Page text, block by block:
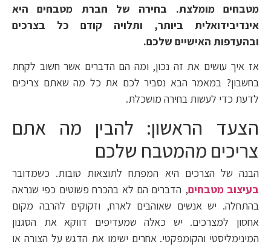
מטבחים מומלצת. בחירה של חברת מטבחים היא
אינדיבידואלית ביותר, ותלויה קודם כל בצרכים
ובהעדפות האישיים שלכם.
אז איך עושים את זה נכון, ומה הם הדברים אשר חשוב לקחת
בחשבון? במאמר הבא נסביר לכם את כל מה שאתם צריכים
לדעת כדי לעשות בחירה מושכלת.
הצעד הראשון: להבין מה אתם
צריכים מהמטבח שלכם
הבנה של הצרכים היא המפתח לתוצאות טובות. כשמדובר
בעיצוב מטבחים, הדברים הם לא בהכרח פשוטים כפי שנראה
בהתחלה. יש אנשים שאוהבים לארח, וזקוקים להרבה מקום
אחסון למצרכים. יש כאלה שמעדיפים דווקא את הסגנון
המינימליסטי והקומפקטי. אחרים ישימו את הדגש על הצורה או